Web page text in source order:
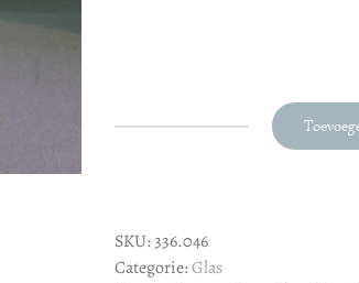
SKU:336.046
Categorie:Glas